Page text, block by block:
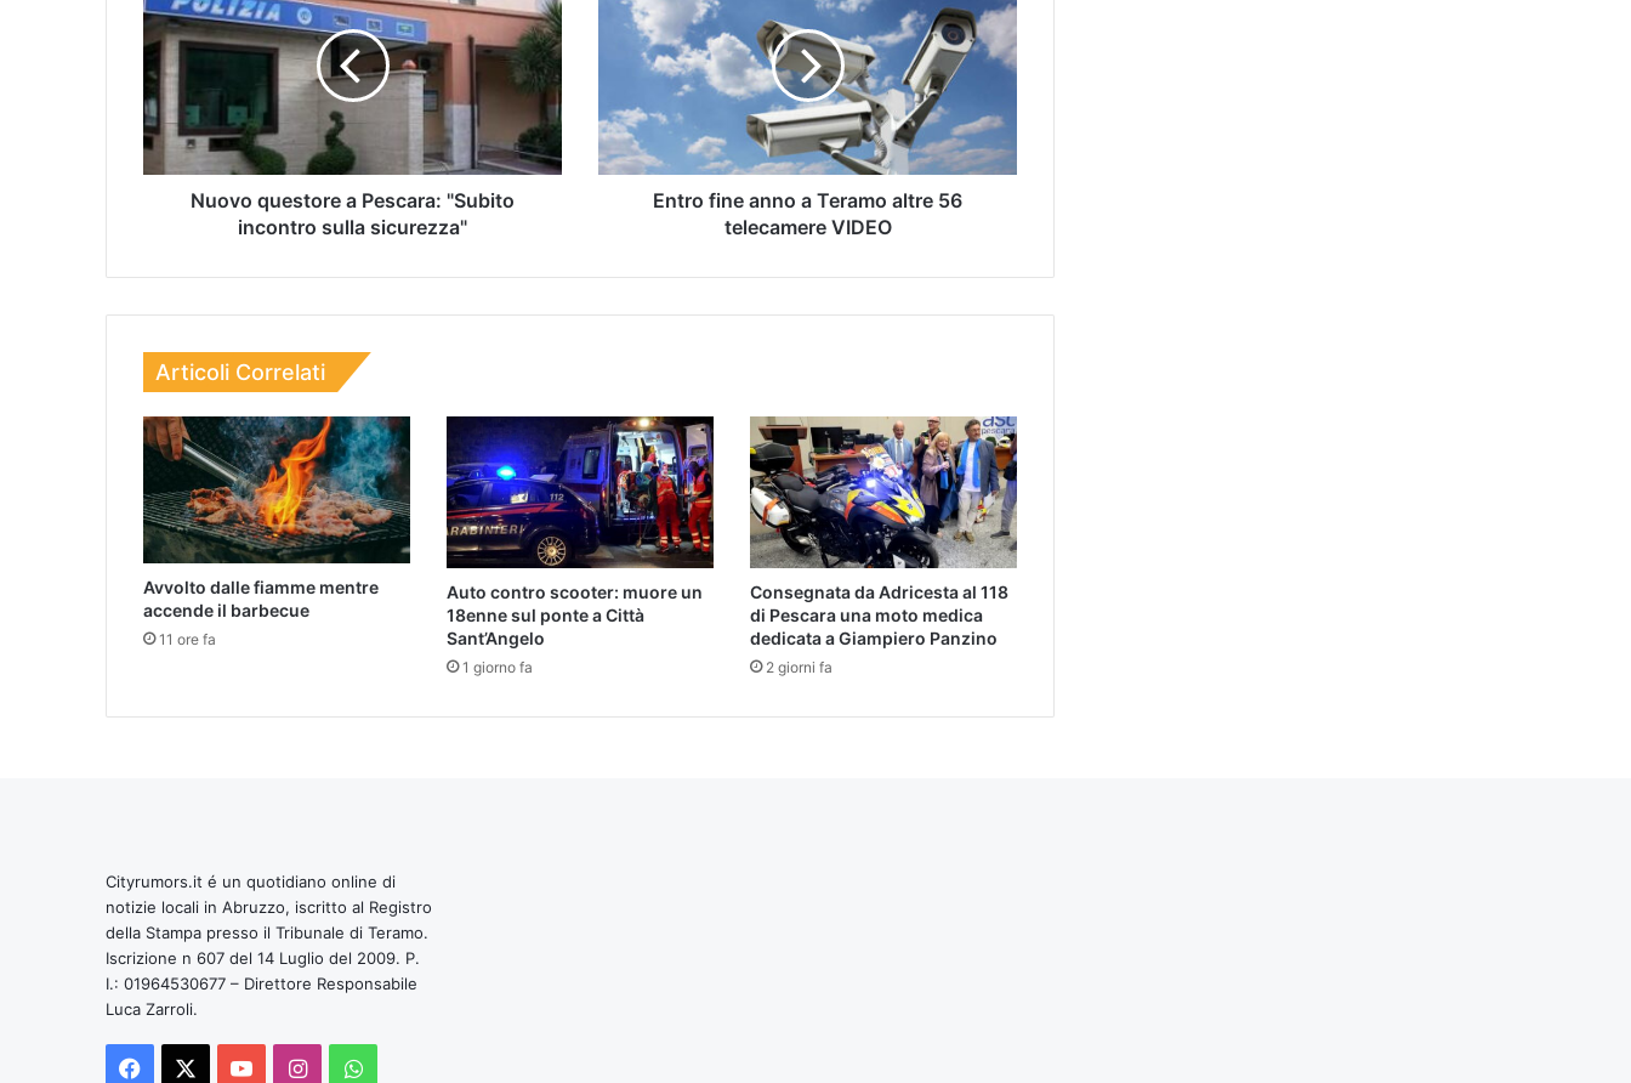
Nuovo questore a Pescara: "Subito
incontro sulla sicurezza"
Entro fine anno a Teramo altre 56
telecamere VIDEO
Articoli Correlati
Avvolto dalle fiamme mentre
accende il barbecue
11 ore fa
Auto contro scooter: muore un
18enne sul ponte a Città
Sant’Angelo
1 giorno fa
Consegnata da Adricesta al 118
di Pescara una moto medica
dedicata a Giampiero Panzino
2 giorni fa
Cityrumors.it é un quotidiano online di
notizie locali in Abruzzo, iscritto al Registro
della Stampa presso il Tribunale di Teramo.
Iscrizione n 607 del 14 Luglio del 2009. P.
I.: 01964530677 – Direttore Responsabile
Luca Zarroli.
Facebook You InstagramWhatsApp